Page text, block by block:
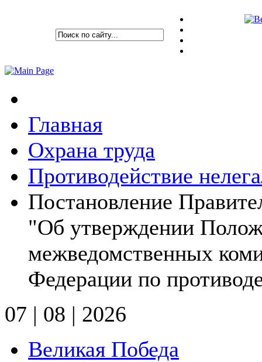
Главная
Охрана труда
Противодействие
Постановление
"Об утверждении
межведомственных
Федерации по
07 | 08 | 2026
Великая Победа